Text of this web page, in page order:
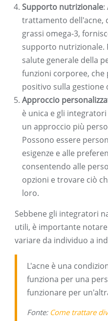
Supporto nutrizionale:
trattamento dell'acne,
grassi omega-3,
supporto nutrizionale.
salute generale della
funzioni corporee,
positivo sulla gestione
Approccio
è unica e gli
un approccio più
Possono essere
esigenze e alle
consentendo alle
opzioni e trovare ciò
loro.
Sebbene gli integratori
utili, è importante
variare da individuo a
L'acne è una
funziona per una
funzionare per
Fonte: Come trattare